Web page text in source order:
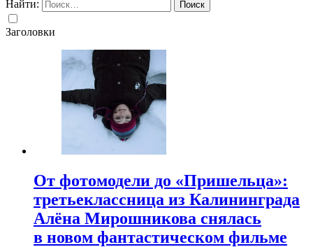
Найти:
Заголовки
От фотомодели до «Пришельца»:
третьеклассница из Калининграда
Алёна Мирошникова снялась
в новом фантастическом фильме